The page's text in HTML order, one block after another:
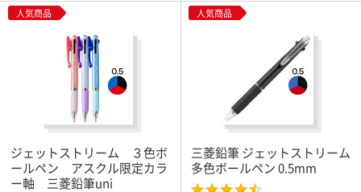
人気商品
ジェットストリーム ３色ボ
ールペン アスクル限定カラ
ー軸 三菱鉛筆uni
人気商品
三菱鉛筆 ジェットストリーム
多色ボールペン 0.5mm